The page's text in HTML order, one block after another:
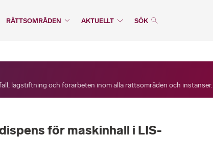
RÄTTSOMRÅDEN AKTUELLT SÖK
lagstiftning och förarbeten inom alla rättsområden och instanser.
för maskinhall i LIS-